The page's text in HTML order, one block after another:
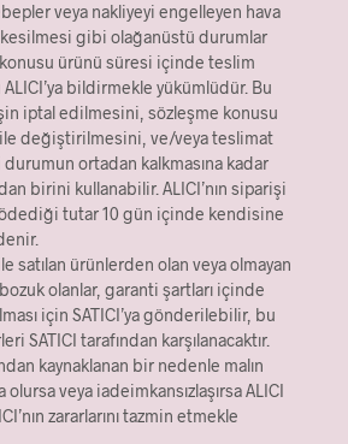
veya nakliyeyi engelleyen hava
kesilmesi gibi olağanüstü durumlar
ürünü süresi içinde teslim
bildirmekle yükümlüdür. Bu
iptal edilmesini, sözleşme konusu
değiştirilmesini, ve/veya teslimat
ortadan kalkmasına kadar
birini kullanabilir. ALICI’nın siparişi
tutar 10 gün içinde kendisine
satılan ürünlerden olan veya olmayan
bozuk olanlar, garanti şartları içinde
için SATICI’ya gönderilebilir, bu
SATICI tarafından karşılanacaktır.
kaynaklanan bir nedenle malın
veya iadeimkansızlaşırsa ALICI
zararlarını tazmin etmekle